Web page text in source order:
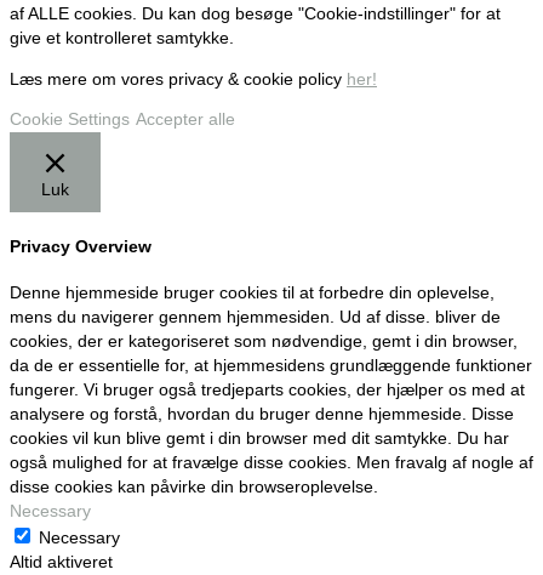
af ALLE cookies. Du kan dog besøge "Cookie-indstillinger" for at
give et kontrolleret samtykke.
Læs mere om vores privacy & cookie policy her!
Cookie Settings Accepter alle
Luk
Privacy Overview
Denne hjemmeside bruger cookies til at forbedre din oplevelse,
mens du navigerer gennem hjemmesiden. Ud af disse. bliver de
cookies, der er kategoriseret som nødvendige, gemt i din browser,
da de er essentielle for, at hjemmesidens grundlæggende funktioner
fungerer. Vi bruger også tredjeparts cookies, der hjælper os med at
analysere og forstå, hvordan du bruger denne hjemmeside. Disse
cookies vil kun blive gemt i din browser med dit samtykke. Du har
også mulighed for at fravælge disse cookies. Men fravalg af nogle af
disse cookies kan påvirke din browseroplevelse.
Necessary
Necessary
Altid aktiveret